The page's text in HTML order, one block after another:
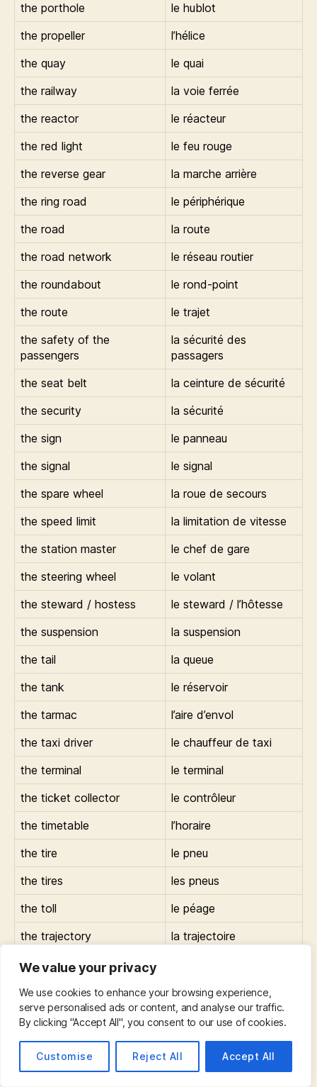
We value your privacy
We use cookies to enhance your browsing experience,
serve personalised ads or content, and analyse our traffic.
By clicking "Accept All", you consent to our use of cookies.
Customise Reject All Accept All
the porthole
le hublot
the propeller
l’hélice
the quay
le quai
the railway
la voie ferrée
the reactor
le réacteur
the red light
le feu rouge
the reverse gear
la marche arrière
the ring road
le périphérique
the road
la route
the road network
le réseau routier
the roundabout
le rond-point
the route
le trajet
the safety of the
passengers
la sécurité des
passagers
the seat belt
la ceinture de sécurité
the security
la sécurité
the sign
le panneau
the signal
le signal
the spare wheel
la roue de secours
the speed limit
la limitation de vitesse
the station master
le chef de gare
the steering wheel
le volant
the steward / hostess
le steward / l’hôtesse
the suspension
la suspension
the tail
la queue
the tank
le réservoir
the tarmac
l’aire d’envol
the taxi driver
le chauffeur de taxi
the terminal
le terminal
the ticket collector
le contrôleur
the timetable
l’horaire
the tire
le pneu
the tires
les pneus
the toll
le péage
the trajectory
la trajectoire
the tunnel
the upper/lower deck
le pont
supérieur/inférieur
the wagon
le wagon